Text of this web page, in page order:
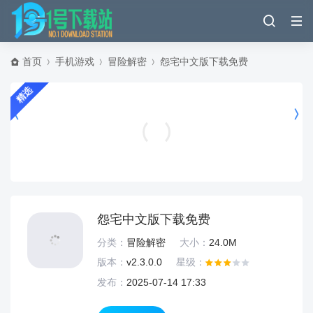
首页 手机游戏 冒险解密 怨宅中文版下载免费
精选
怨宅中文版下载免费
分类： 冒险解密 大小： 24.0M
版本： v2.3.0.0
星级：
发布： 2025-07-14 17:33